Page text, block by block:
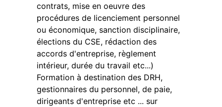
contrats, mise en oeuvre des
procédures de licenciement personnel
ou économique, sanction disciplinaire,
élections du CSE, rédaction des
accords d'entreprise, règlement
intérieur, durée du travail etc...)
Formation à destination des DRH,
gestionnaires du personnel, de paie,
dirigeants d'entreprise etc ... sur